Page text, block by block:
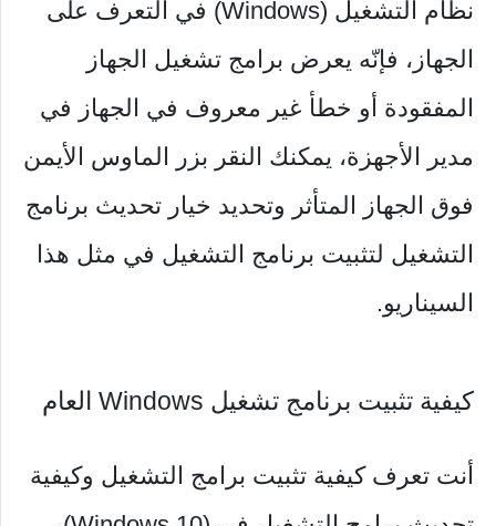
نظام التشغيل (Windows) في التعرف على
الجهاز، فإنّه يعرض برامج تشغيل الجهاز
المفقودة أو خطأ غير معروف في الجهاز في
مدير الأجهزة، يمكنك النقر بزر الماوس الأيمن
فوق الجهاز المتأثر وتحديد خيار تحديث برنامج
التشغيل لتثبيت برنامج التشغيل في مثل هذا
السيناريو.
كيفية تثبيت برنامج تشغيل Windows العام
أنت تعرف كيفية تثبيت برامج التشغيل وكيفية